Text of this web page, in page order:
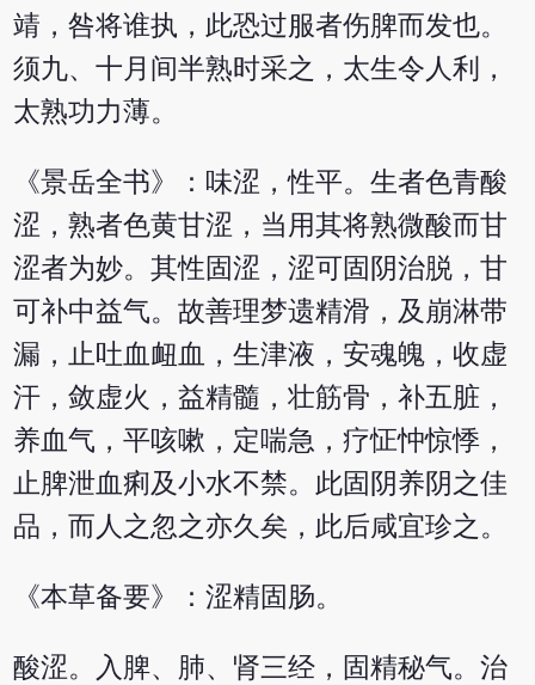
靖，咎将谁执，此恐过服者伤脾而发也。
须九、十月间半熟时采之，太生令人利，
太熟功力薄。
《景岳全书》：味涩，性平。生者色青酸
涩，熟者色黄甘涩，当用其将熟微酸而甘
涩者为妙。其性固涩，涩可固阴治脱，甘
可补中益气。故善理梦遗精滑，及崩淋带
漏，止吐血衄血，生津液，安魂魄，收虚
汗，敛虚火，益精髓，壮筋骨，补五脏，
养血气，平咳嗽，定喘急，疗怔忡惊悸，
止脾泄血痢及小水不禁。此固阴养阴之佳
品，而人之忽之亦久矣，此后咸宜珍之。
《本草备要》：涩精固肠。
酸涩。入脾、肺、肾三经，固精秘气。治